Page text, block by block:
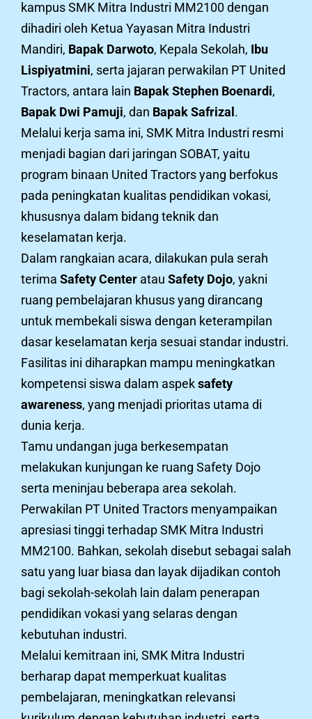
kampus SMK Mitra Industri MM2100 dengan
dihadiri oleh Ketua Yayasan Mitra Industri
Mandiri, Bapak Darwoto, Kepala Sekolah, Ibu
Lispiyatmini, serta jajaran perwakilan PT United
Tractors, antara lain Bapak Stephen Boenardi,
Bapak Dwi Pamuji, dan Bapak Safrizal .
Melalui kerja sama ini, SMK Mitra Industri resmi
menjadi bagian dari jaringan SOBAT, yaitu
program binaan United Tractors yang berfokus
pada peningkatan kualitas pendidikan vokasi,
khususnya dalam bidang teknik dan
keselamatan kerja.
Dalam rangkaian acara, dilakukan pula serah
terima Safety Center atau Safety Dojo, yakni
ruang pembelajaran khusus yang dirancang
untuk membekali siswa dengan keterampilan
dasar keselamatan kerja sesuai standar industri.
Fasilitas ini diharapkan mampu meningkatkan
kompetensi siswa dalam aspeksafety
awareness, yang menjadi prioritas utama di
dunia kerja.
Tamu undangan juga berkesempatan
melakukan kunjungan ke ruang Safety Dojo
serta meninjau beberapa area sekolah.
Perwakilan PT United Tractors menyampaikan
apresiasi tinggi terhadap SMK Mitra Industri
MM2100. Bahkan, sekolah disebut sebagai salah
satu yang luar biasa dan layak dijadikan contoh
bagi sekolah-sekolah lain dalam penerapan
pendidikan vokasi yang selaras dengan
kebutuhan industri.
Melalui kemitraan ini, SMK Mitra Industri
berharap dapat memperkuat kualitas
pembelajaran, meningkatkan relevansi